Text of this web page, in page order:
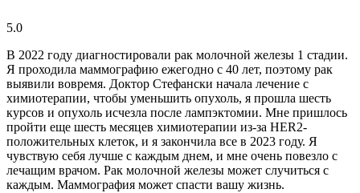
5.0
В 2022 году диагностировали рак молочной железы 1 стадии.
Я проходила маммографию ежегодно с 40 лет, поэтому рак
выявили вовремя. Доктор Стефански начала лечение с
химиотерапии, чтобы уменьшить опухоль, я прошла шесть
курсов и опухоль исчезла после лампэктомии. Мне пришлось
пройти еще шесть месяцев химиотерапии из-за HER2-
положительных клеток, и я закончила все в 2023 году. Я
чувствую себя лучше с каждым днем, и мне очень повезло с
лечащим врачом. Рак молочной железы может случиться с
каждым. Маммография может спасти вашу жизнь.